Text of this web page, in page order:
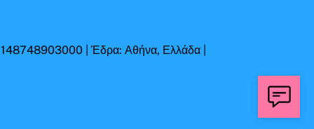
| Έδρα: Αθήνα, Ελλάδα |